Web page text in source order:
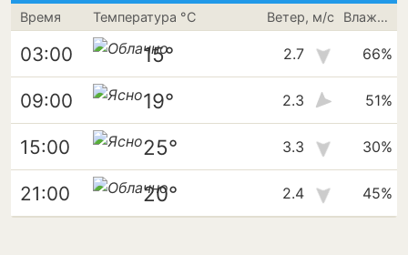
Время Температура °C Ветер, м/с Влажность
03:00 15° 2.7 66%
09:00 19° 2.3 51%
15:00 25° 3.3 30%
21:00 20° 2.4 45%